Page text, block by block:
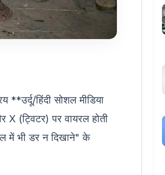
**उर्दू/हिंदी सोशल मीडिया
(ट्विटर) पर वायरल होती
में भी डर न दिखाने" के